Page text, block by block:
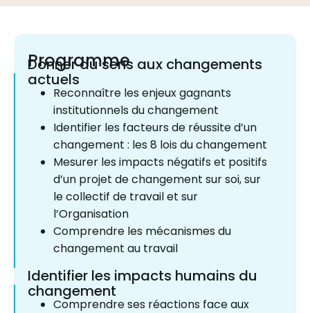
Programme
Donner du sens aux changements
actuels
Reconnaître les enjeux gagnants
institutionnels du changement
Identifier les facteurs de réussite d’un
changement : les 8 lois du changement
Mesurer les impacts négatifs et positifs
d’un projet de changement sur soi, sur
le collectif de travail et sur
l’Organisation
Comprendre les mécanismes du
changement au travail
Identifier les impacts humains du
changement
Comprendre ses réactions face aux